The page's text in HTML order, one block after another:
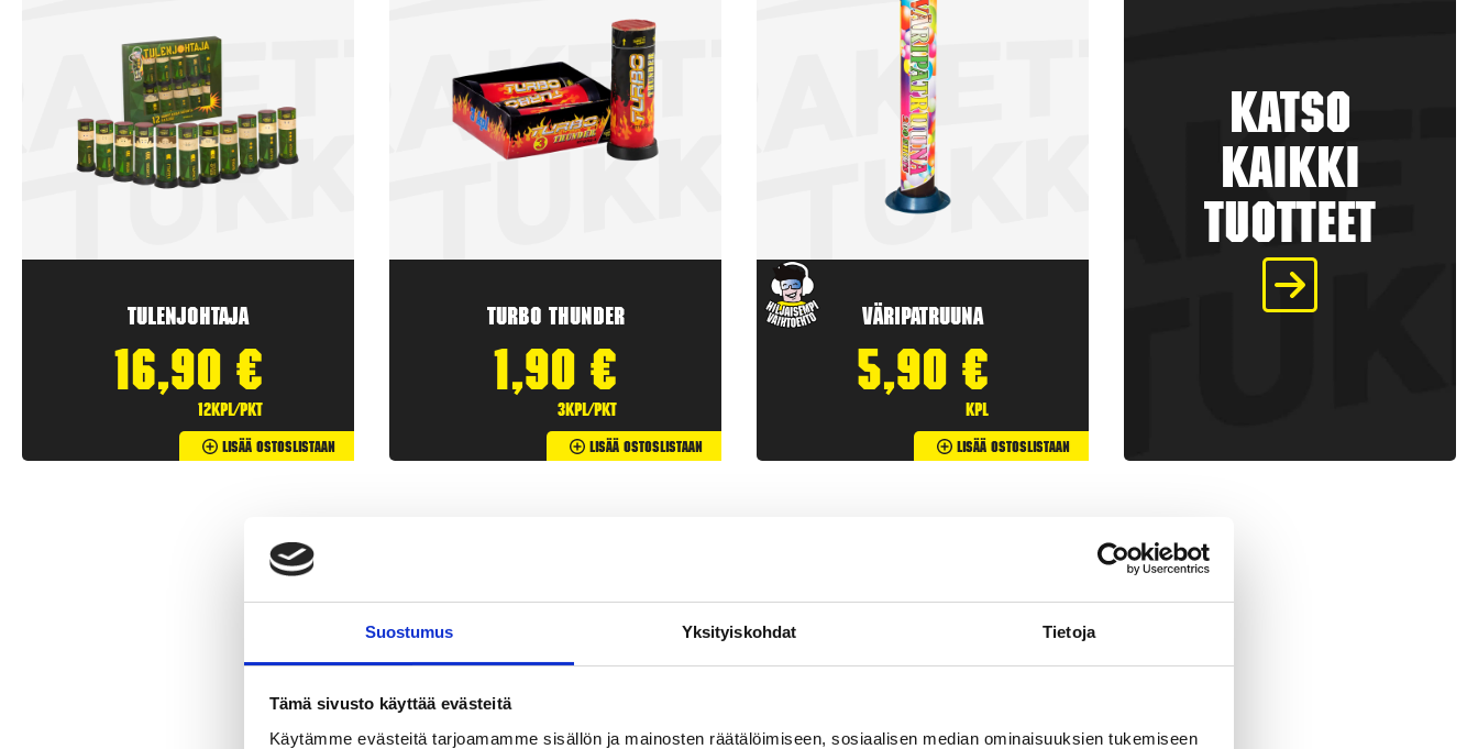
Suostumus Yksityiskohdat Tietoja
Tämä sivusto käyttää evästeitä
Käytämme evästeitä tarjoamamme sisällön ja mainosten räätälöimiseen, sosiaalisen median ominaisuuksien tukemiseen
Tulenjohtaja
16,90 €
12kpl/pkt
Lisää Ostoslistaan
Turbo Thunder
1,90 €
3kpl/pkt
Lisää Ostoslistaan
Väripatruuna
5,90 €
kpl
Lisää Ostoslistaan
Katso
kaikki
tuotteet